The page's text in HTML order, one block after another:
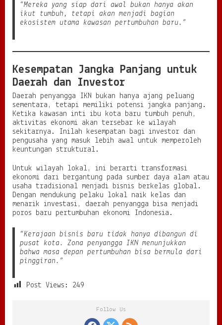
“Mereka yang siap dari awal bukan hanya akan
ikut tumbuh, tetapi akan menjadi bagian
ekosistem utama kawasan pertumbuhan baru.”
Kesempatan Jangka Panjang untuk
Daerah dan Investor
Daerah penyangga IKN bukan hanya ajang peluang
sementara, tetapi memiliki potensi jangka panjang.
Ketika kawasan inti ibu kota baru tumbuh penuh,
aktivitas ekonomi akan tersebar ke wilayah
sekitarnya. Inilah kesempatan bagi investor dan
pengusaha yang masuk lebih awal untuk memperoleh
keuntungan struktural.
Untuk wilayah lokal, ini berarti transformasi
ekonomi dari bergantung pada sumber daya alam atau
usaha tradisional menjadi bisnis berkelas global.
Dengan mendukung pelaku lokal naik kelas dan
menarik investasi, daerah penyangga bisa menjadi
poros baru pertumbuhan ekonomi Indonesia.
“Kerajaan bisnis baru tidak hanya dibangun di
pusat kota. Zona penyangga IKN menunjukkan
bahwa masa depan pertumbuhan bisa bermula dari
pinggiran.”
Post Views: 249
Follow Us